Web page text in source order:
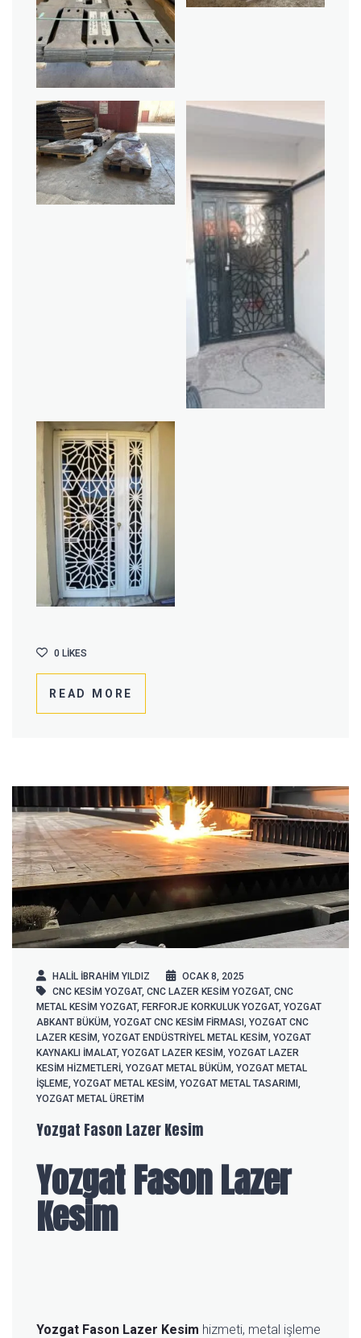
READ MORE
0 LIKES
HALIL IBRAHIM YILDIZ
OCAK 8, 2025
CNC KESIM YOZGAT, CNC LAZER KESIM YOZGAT, CNC
METAL KESIM YOZGAT, FERFORJE KORKULUK YOZGAT, YOZGAT
ABKANT BÜKÜM, YOZGAT CNC KESIM FIRMASI , YOZGAT CNC
LAZER KESIM, YOZGAT ENDÜSTRIYEL METAL KESIM, YOZGAT
KAYNAKLI İMALAT, YOZGAT LAZER KESIM, YOZGAT LAZER
KESIM HIZMETLERI, YOZGAT METAL BÜKÜM, YOZGAT METAL
İŞLEME, YOZGAT METAL KESIM, YOZGAT METAL TASARIMI ,
YOZGAT METAL ÜRETIM
Yozgat Fason Lazer Kesim
Yozgat Fason Lazer
Kesim
Yozgat Fason Lazer Kesim hizmeti, metal işleme